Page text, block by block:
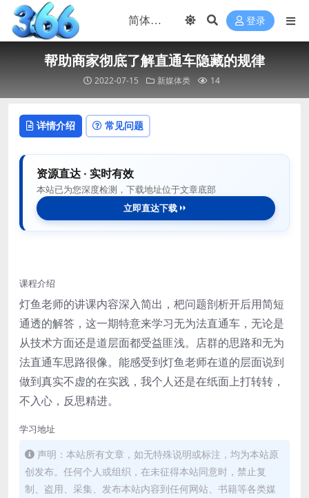
登录
帮助商家彻底了解直通车隐藏的规律
2022-07-15 新媒体类 14
详情介绍 常见问题
资源直达 · 实时有效
本站已为您深度检测，下载地址位于文章底部
立即直达下载
课程介绍
灯鱼老师的讲课内容深入简出，杷问题剖析开后用简短
通透的解答，这一期特意来学习无为法直通车，无论是
从技术方面还是道层面都受益匪浅。店群的思路和无为
法直通车思路很像。能感受到灯鱼老师在道的层面说到
做到真实不虚的在实践，我个人还是在纸面上打转转，
不入心，反思精进。
学习地址
声明：本站所有文章，如无特殊说明或标注，均为本站原
创发布。任何个人或组织，在未征得本站同意时，禁止复
制、盗用、采集、发布本站内容到任何网站、书籍等各类媒